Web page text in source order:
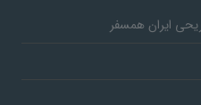
ایران همسفر